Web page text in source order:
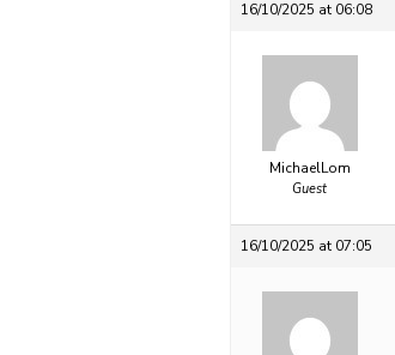
16/10/2025 at 06:08
MichaelLom
Guest
16/10/2025 at 07:05